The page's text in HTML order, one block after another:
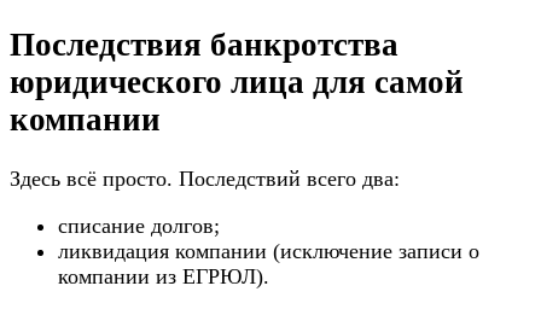
Последствия банкротства
юридического лица для самой
компании
Здесь всё просто. Последствий всего два:
списание долгов;
ликвидация компании (исключение записи о
компании из ЕГРЮЛ).